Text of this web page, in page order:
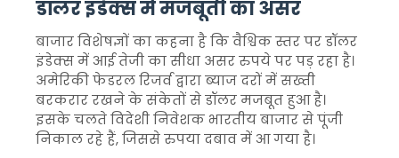
डॉलर इंडेक्स में मजबूती का असर
बाजार विशेषज्ञों का कहना है कि वैश्विक स्तर पर डॉलर
इंडेक्स में आई तेजी का सीधा असर रुपये पर पड़ रहा है।
अमेरिकी फेडरल रिजर्व द्वारा ब्याज दरों में सख्ती
बरकरार रखने के संकेतों से डॉलर मजबूत हुआ है।
इसके चलते विदेशी निवेशक भारतीय बाजार से पूंजी
निकाल रहे हैं, जिससे रुपया दबाव में आ गया है।